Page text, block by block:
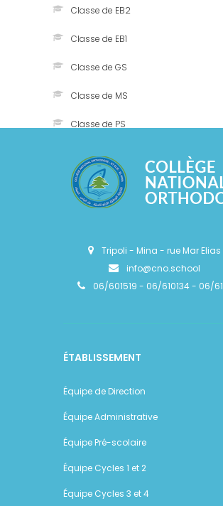
Classe de EB2
Classe de EB1
Classe de GS
Classe de MS
Classe de PS
Tripoli - Mina - rue Mar Elias
info@cno.school
06/601519 - 06/610134 - 06/
ÉTABLISSEMENT
Équipe de Direction
Équipe Administrative
Équipe Pré-scolaire
Équipe Cycles 1 et 2
Équipe Cycles 3 et 4